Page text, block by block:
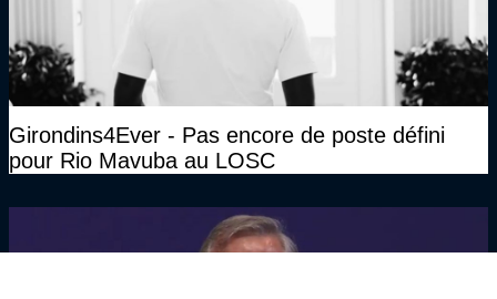
Girondins4Ever - Pas encore de poste défini
pour Rio Mavuba au LOSC